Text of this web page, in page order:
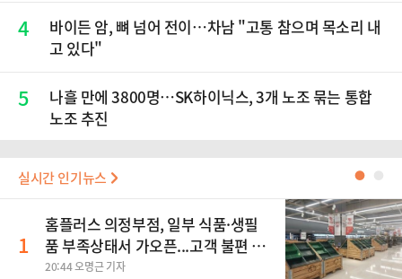
4
바이든 암, 뼈 넘어 전이…차남 "고통 참으며 목소리 내
고 있다"
5
나흘 만에 3800명…SK하이닉스, 3개 노조 묶는 통합
노조 추진
실시간 인기뉴스 ●
1
홈플러스 의정부점, 일부 식품·생필
품 부족상태서 가오픈...고객 불편 가
중
20:44 오명근 기자